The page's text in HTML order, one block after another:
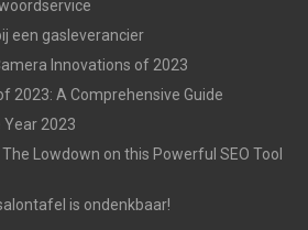
een gasleverancier
Innovations of 2023
2023: A Comprehensive Guide
2023
Lowdown on this Powerful SEO Tool
is ondenkbaar!